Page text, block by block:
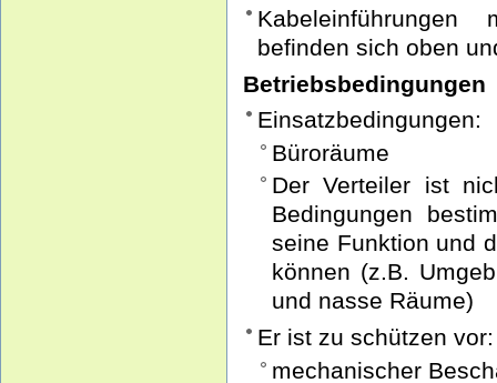
Kabeleinführungen
befinden sich oben
Betriebsbedingungen
Einsatzbedingungen:
Büroräume
Der Verteiler ist
Bedingungen
seine Funktion und
können (z.B.
und nasse Räume)
Er ist zu schützen vor:
mechanischer